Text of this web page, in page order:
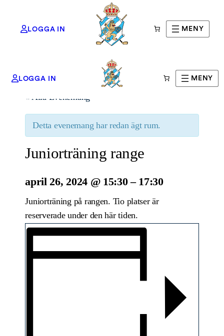
LOGGA IN MENY
LOGGA IN MENY
« Alla Evenemang
Detta evenemang har redan ägt rum.
Juniorträning range
april 26, 2024 @ 15:30– 17:30
Juniorträning på rangen. Tio platser är
reserverade under den här tiden.